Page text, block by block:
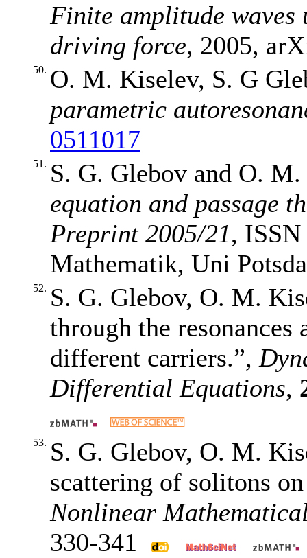
Finite amplitude waves
driving force, 2005,
50. O. M. Kiselev, S. G
parametric
0511017
51. S. G. Glebov and O.
equation and passage
Preprint 2005/21,
Mathematik, Uni
52. S. G. Glebov, O. M.
through the
different carriers.”,
Differential Equations,
53. S. G. Glebov, O. M.
scattering of solitons
Nonlinear
330-341